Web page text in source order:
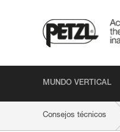
MUNDO VERTICAL
Consejos técnicos